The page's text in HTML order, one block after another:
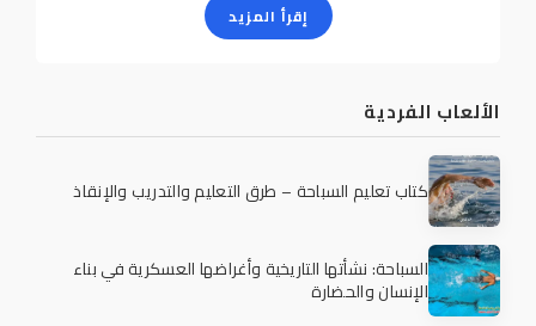
إقرأ المزيد
الألعاب الفردية
كتاب تعليم السباحة – طرق التعليم والتدريب والإنقاذ
السباحة: نشأتها التاريخية وأغراضها العسكرية في بناء
الإنسان والحضارة